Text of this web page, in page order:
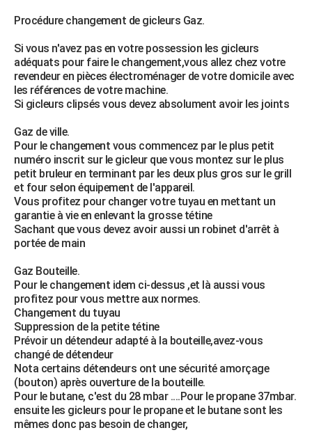
Procédure changement de gicleurs Gaz.
Si vous n'avez pas en votre possession les gicleurs
adéquats pour faire le changement,vous allez chez votre
revendeur en pièces électroménager de votre domicile avec
les références de votre machine.
Si gicleurs clipsés vous devez absolument avoir les joints
Gaz de ville.
Pour le changement vous commencez par le plus petit
numéro inscrit sur le gicleur que vous montez sur le plus
petit bruleur en terminant par les deux plus gros sur le grill
et four selon équipement de l'appareil.
Vous profitez pour changer votre tuyau en mettant un
garantie à vie en enlevant la grosse tétine
Sachant que vous devez avoir aussi un robinet d'arrêt à
portée de main
Gaz Bouteille.
Pour le changement idem ci-dessus ,et là aussi vous
profitez pour vous mettre aux normes.
Changement du tuyau
Suppression de la petite tétine
Prévoir un détendeur adapté à la bouteille,avez-vous
changé de détendeur
Nota certains détendeurs ont une sécurité amorçage
(bouton) après ouverture de la bouteille.
Pour le butane, c'est du 28 mbar ....Pour le propane 37mbar.
ensuite les gicleurs pour le propane et le butane sont les
mêmes donc pas besoin de changer,